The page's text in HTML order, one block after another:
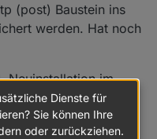
(post) Baustein ins
werden. Hat noch
Neuinstallation im
Dienste für
Sie können Ihre
oder zurückziehen.